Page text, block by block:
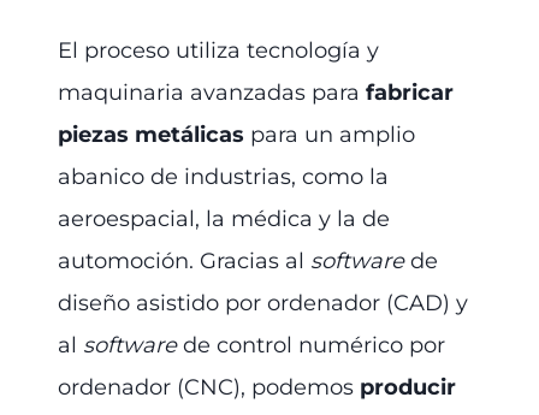
El proceso utiliza tecnología y
maquinaria avanzadas para fabricar
piezas metálicas para un amplio
abanico de industrias, como la
aeroespacial, la médica y la de
automoción. Gracias al softwarede
diseño asistido por ordenador (CAD) y
al softwarede control numérico por
ordenador (CNC), podemos producir